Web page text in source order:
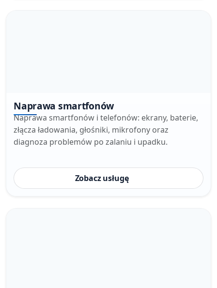
Naprawa smartfonów
Naprawa smartfonów i telefonów: ekrany, baterie,
złącza ładowania, głośniki, mikrofony oraz
diagnoza problemów po zalaniu i upadku.
Zobacz usługę